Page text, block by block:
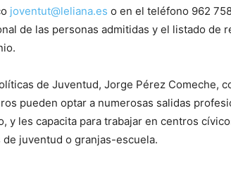
joventut@leliana.es o en el teléfono 962
de las personas admitidas y el listado de
de Juventud, Jorge Pérez Comeche,
pueden optar a numerosas salidas
y les capacita para trabajar en centros
juventud o granjas-escuela.